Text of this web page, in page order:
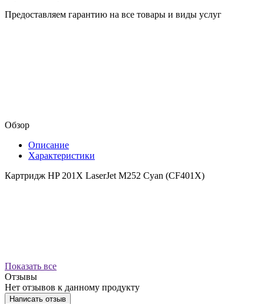
Предоставляем гарантию на все товары и виды услуг
Обзор
Описание
Характеристики
Картридж HP 201X LaserJet M252 Cyan (CF401X)
Показать все
Отзывы
Нет отзывов к данному продукту
Написать отзыв